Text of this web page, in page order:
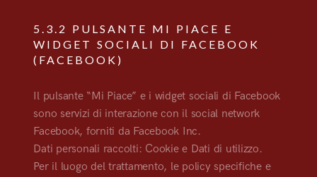
5.3.2 PULSANTE MI PIACE E
WIDGET SOCIALI DI FACEBOOK
(FACEBOOK)
Il pulsante “Mi Piace” e i widget sociali di Facebook
sono servizi di interazione con il social network
Facebook, forniti da Facebook Inc.
Dati personali raccolti: Cookie e Dati di utilizzo.
Per il luogo del trattamento, le policy specifiche e